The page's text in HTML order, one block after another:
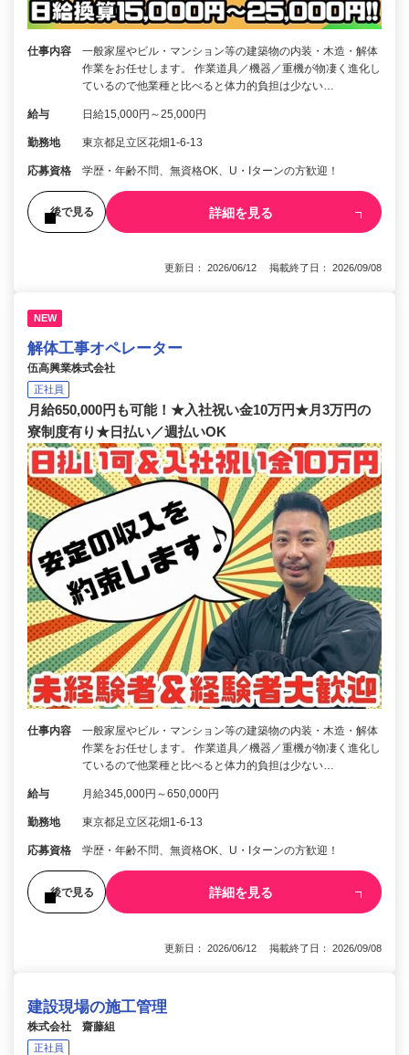
仕事内容
一般家屋やビル・マンション等の建築物の内装・木造・解体
作業をお任せします。 作業道具／機器／重機が物凄く進化し
ているので他業種と比べると体力的負担は少ない…
給与 日給15,000円～25,000円
勤務地 東京都足立区花畑1-6-13
応募資格 学歴・年齢不問、無資格OK、U・Iターンの方歓迎！
後で見る 詳細を見る
更新日： 2026/06/12 掲載終了日： 2026/09/08
NEW
解体工事オペレーター
伍高興業株式会社
正社員
月給650,000円も可能！★入社祝い金10万円★月3万円の
寮制度有り★日払い／週払いOK
仕事内容
一般家屋やビル・マンション等の建築物の内装・木造・解体
作業をお任せします。 作業道具／機器／重機が物凄く進化し
ているので他業種と比べると体力的負担は少ない…
給与 月給345,000円～650,000円
勤務地 東京都足立区花畑1-6-13
応募資格 学歴・年齢不問、無資格OK、U・Iターンの方歓迎！
後で見る 詳細を見る
更新日： 2026/06/12 掲載終了日： 2026/09/08
建設現場の施工管理
株式会社 齋藤組
正社員